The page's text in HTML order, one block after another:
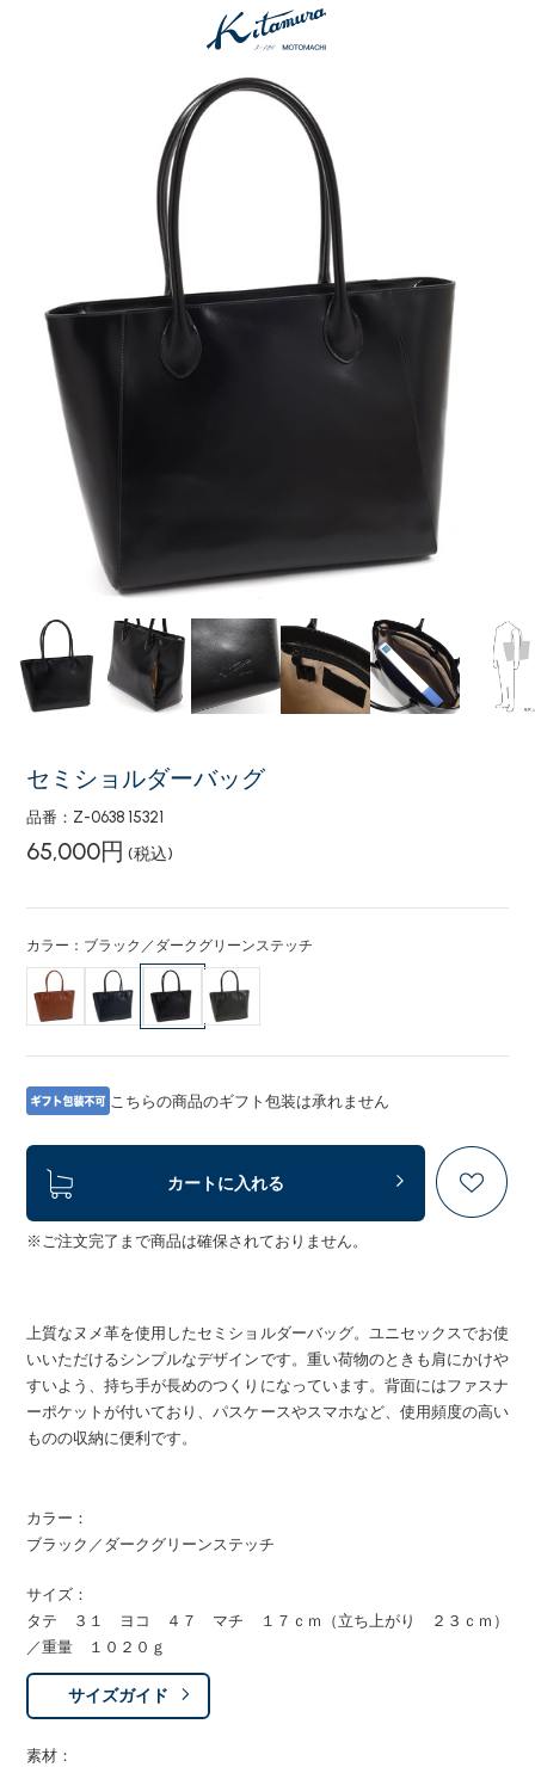
セミショルダーバッグ
品番：Z-0638 15321
65,000円 (税込)
カラー：ブラック／ダークグリーンステッチ
こちらの商品のギフト包装は承れません
カートに入れる
※ご注文完了まで商品は確保されておりません。
上質なヌメ革を使用したセミショルダーバッグ。ユニセックスでお使
いいただけるシンプルなデザインです。重い荷物のときも肩にかけや
すいよう、持ち手が長めのつくりになっています。背面にはファスナ
ーポケットが付いており、パスケースやスマホなど、使用頻度の高い
ものの収納に便利です。
カラー：
ブラック／ダークグリーンステッチ
サイズ：
タテ ３１ ヨコ ４７ マチ １７ｃｍ（立ち上がり ２３ｃｍ）
／重量 １０２０ｇ
サイズガイド
素材：